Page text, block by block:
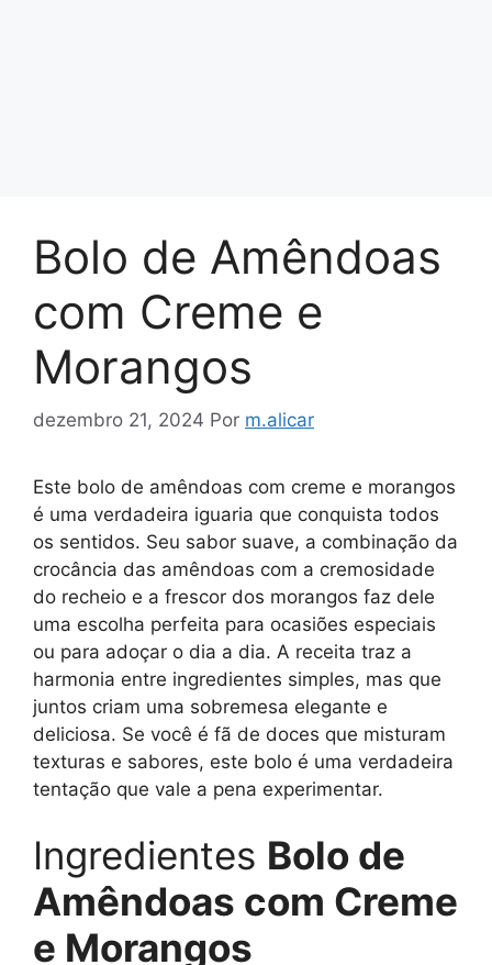
Bolo de Amêndoas
com Creme e
Morangos
dezembro 21, 2024 Por m.alicar
Este bolo de amêndoas com creme e morangos
é uma verdadeira iguaria que conquista todos
os sentidos. Seu sabor suave, a combinação da
crocância das amêndoas com a cremosidade
do recheio e a frescor dos morangos faz dele
uma escolha perfeita para ocasiões especiais
ou para adoçar o dia a dia. A receita traz a
harmonia entre ingredientes simples, mas que
juntos criam uma sobremesa elegante e
deliciosa. Se você é fã de doces que misturam
texturas e sabores, este bolo é uma verdadeira
tentação que vale a pena experimentar.
Ingredientes Bolo de
Amêndoas com Creme
e Morangos